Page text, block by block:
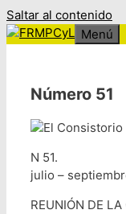
Saltar al contenido
Menú
Número 51
N 51.
julio –
REUNIÓN DE